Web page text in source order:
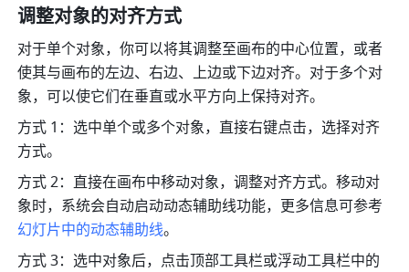
调整对象的对齐方式
对于单个对象，你可以将其调整至画布的中心位置，或者
使其与画布的左边、右边、上边或下边对齐。对于多个对
象，可以使它们在垂直或水平方向上保持对齐。
方式 1：选中单个或多个对象，直接右键点击，选择对齐
方式。
方式 2：直接在画布中移动对象，调整对齐方式。移动对
象时，系统会自动启动动态辅助线功能，更多信息可参考
幻灯片中的动态辅助线。